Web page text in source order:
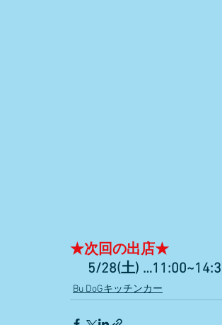
★次回の出店★
5/28(土)
Bu DoGキッチンカー